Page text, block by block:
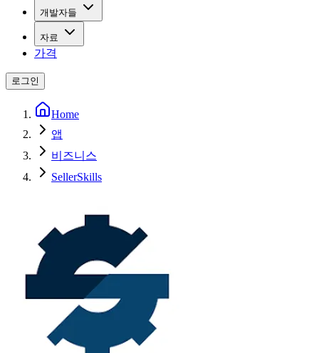
개발자들
자료
가격
로그인
Home
앱
비즈니스
SellerSkills